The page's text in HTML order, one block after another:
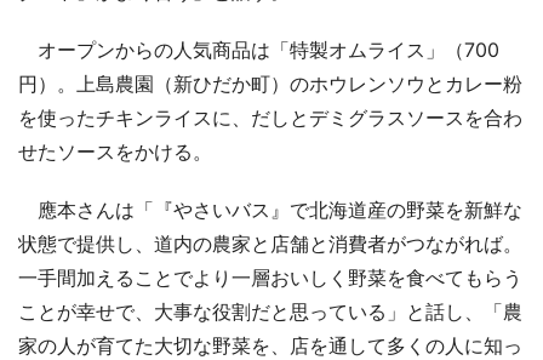
オープンからの人気商品は「特製オムライス」（700
円）。上島農園（新ひだか町）のホウレンソウとカレー粉
を使ったチキンライスに、だしとデミグラスソースを合わ
せたソースをかける。
應本さんは「『やさいバス』で北海道産の野菜を新鮮な
状態で提供し、道内の農家と店舗と消費者がつながれば。
一手間加えることでより一層おいしく野菜を食べてもらう
ことが幸せで、大事な役割だと思っている」と話し、「農
家の人が育てた大切な野菜を、店を通して多くの人に知っ